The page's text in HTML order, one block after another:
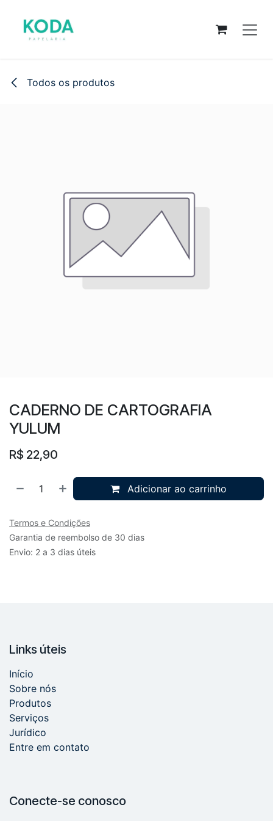
Todos os produtos
CADERNO DE CARTOGRAFIA
YULUM
R$ 22,90
Adicionar ao carrinho
Termos e Condições
Garantia de reembolso de 30 dias
Envio: 2 a 3 dias úteis
Links úteis
Início
Sobre nós
Produtos
Serviços
Jurídico
Entre em contato
Conecte-se conosco